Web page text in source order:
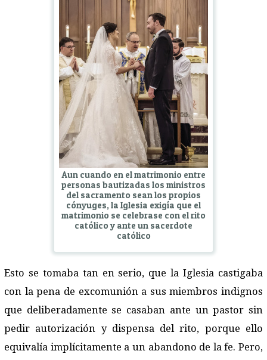
Aun cuando en el matrimonio entre
personas bautizadas los ministros
del sacramento sean los propios
cónyuges, la Iglesia exigía que el
matrimonio se celebrase con el rito
católico y ante un sacerdote
católico
Esto se tomaba tan en serio, que la Iglesia castigaba
con la pena de excomunión a sus miembros indignos
que deliberadamente se casaban ante un pastor sin
pedir autorización y dispensa del rito, porque ello
equivalía implícitamente a un abandono de la fe. Pero,